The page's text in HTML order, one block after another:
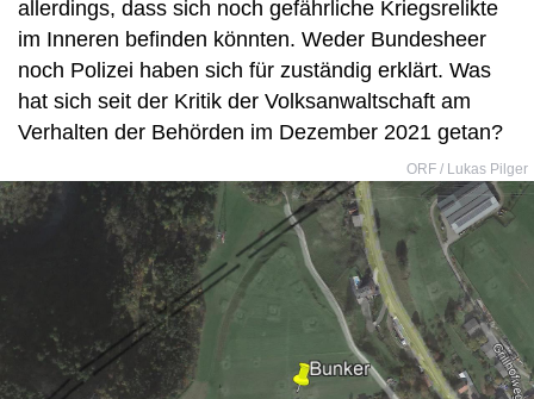
allerdings, dass sich noch gefährliche Kriegsrelikte
im Inneren befinden könnten. Weder Bundesheer
noch Polizei haben sich für zuständig erklärt. Was
hat sich seit der Kritik der Volksanwaltschaft am
Verhalten der Behörden im Dezember 2021 getan?
ORF / Lukas Pilger